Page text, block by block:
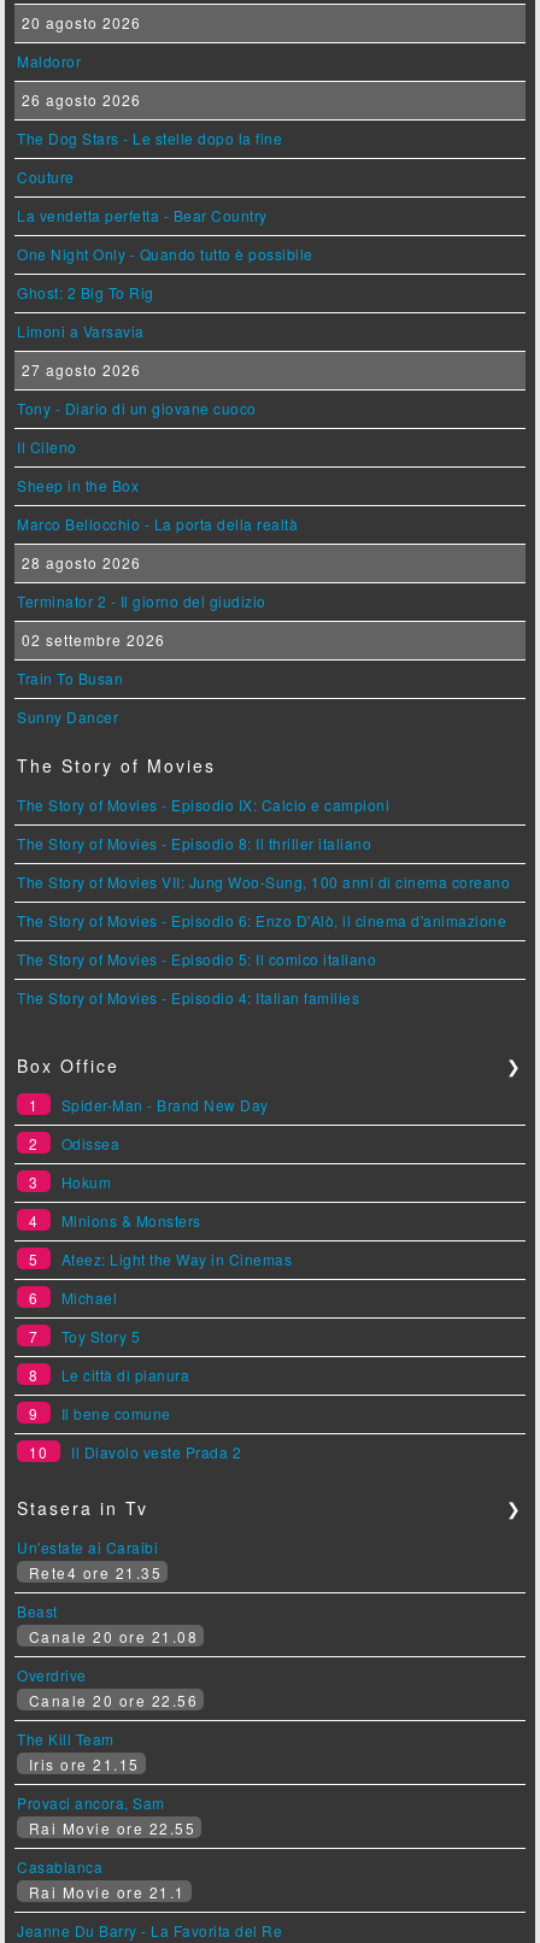
20 agosto 2026
Maldoror
26 agosto 2026
The Dog Stars - Le stelle dopo la fine
Couture
La vendetta perfetta - Bear Country
One Night Only - Quando tutto è possibile
Ghost: 2 Big To Rig
Limoni a Varsavia
27 agosto 2026
Tony - Diario di un giovane cuoco
Il Cileno
Sheep in the Box
Marco Bellocchio - La porta della realtà
28 agosto 2026
Terminator 2 - Il giorno del giudizio
02 settembre 2026
Train To Busan
Sunny Dancer
The Story of Movies
The Story of Movies - Episodio IX: Calcio e campioni
The Story of Movies - Episodio 8: Il thriller italiano
The Story of Movies VII: Jung Woo-Sung, 100 anni di cinema coreano
The Story of Movies - Episodio 6: Enzo D'Alò, il cinema d'animazione
The Story of Movies - Episodio 5: Il comico italiano
The Story of Movies - Episodio 4: Italian families
Box Office ❯
1
Spider-Man - Brand New Day
2
Odissea
3
Hokum
4
Minions & Monsters
5
Ateez: Light the Way in Cinemas
6
Michael
7
Toy Story 5
8
Le città di pianura
9
Il bene comune
10
Il Diavolo veste Prada 2
Stasera in Tv ❯
Un'estate ai Caraibi
Rete4 ore 21.35
Beast
Canale 20 ore 21.08
Overdrive
Canale 20 ore 22.56
The Kill Team
Iris ore 21.15
Provaci ancora, Sam
Rai Movie ore 22.55
Casablanca
Rai Movie ore 21.1
Jeanne Du Barry - La Favorita del Re